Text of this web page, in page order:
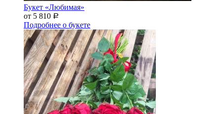
Букет «Любимая»
от 5 810 Р
Подробнее о букете